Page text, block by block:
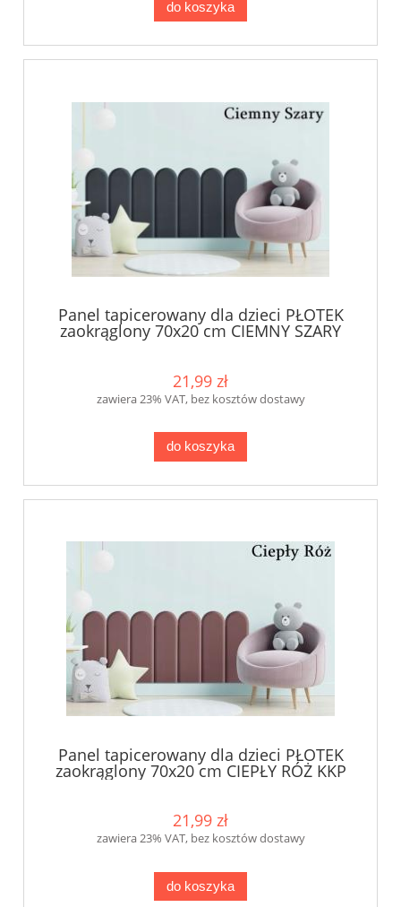
do koszyka
Panel tapicerowany dla dzieci PŁOTEK
zaokrąglony 70x20 cm CIEMNY SZARY
21,99 zł
zawiera 23% VAT, bez kosztów dostawy
do koszyka
Panel tapicerowany dla dzieci PŁOTEK
zaokrąglony 70x20 cm CIEPŁY RÓŻ KKP
21,99 zł
zawiera 23% VAT, bez kosztów dostawy
do koszyka